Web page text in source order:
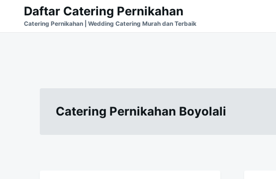
Search
for:
Daftar Catering Pernikahan
Catering Pernikahan | Wedding Catering Murah dan Terbaik
Catering Pernikahan Boyolali